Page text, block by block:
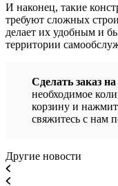
И наконец, такие
требуют сложных
делает их удобным и
территории
Сделать заказ
необходимое
корзину и
свяжитесь с нам
Другие новости